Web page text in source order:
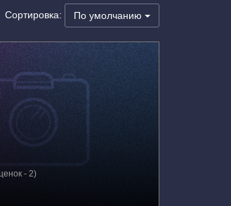
Сортировка: По умолчанию
ул. Малышева, 51
- 2)